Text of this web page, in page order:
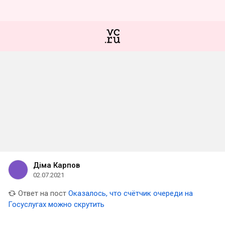
Діма Карпов
02.07.2021
Ответ на пост Оказалось, что счётчик очереди на
Госуслугах можно скрутить